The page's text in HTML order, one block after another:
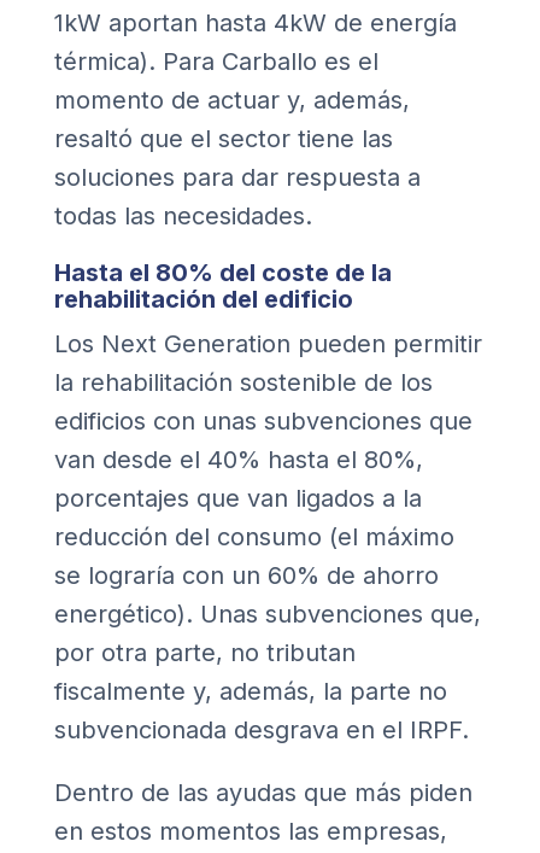
1kW aportan hasta 4kW de energía
térmica). Para Carballo es el
momento de actuar y, además,
resaltó que el sector tiene las
soluciones para dar respuesta a
todas las necesidades.
Hasta el 80% del coste de la
rehabilitación del edificio
Los Next Generation pueden permitir
la rehabilitación sostenible de los
edificios con unas subvenciones que
van desde el 40% hasta el 80%,
porcentajes que van ligados a la
reducción del consumo (el máximo
se lograría con un 60% de ahorro
energético). Unas subvenciones que,
por otra parte, no tributan
fiscalmente y, además, la parte no
subvencionada desgrava en el IRPF.
Dentro de las ayudas que más piden
en estos momentos las empresas,